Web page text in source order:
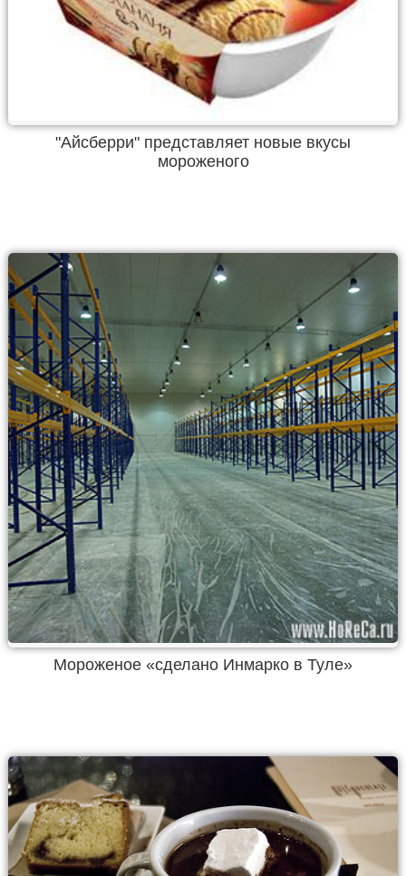
"Айсберри" представляет новые вкусы
мороженого
Мороженое «сделано Инмарко в Туле»